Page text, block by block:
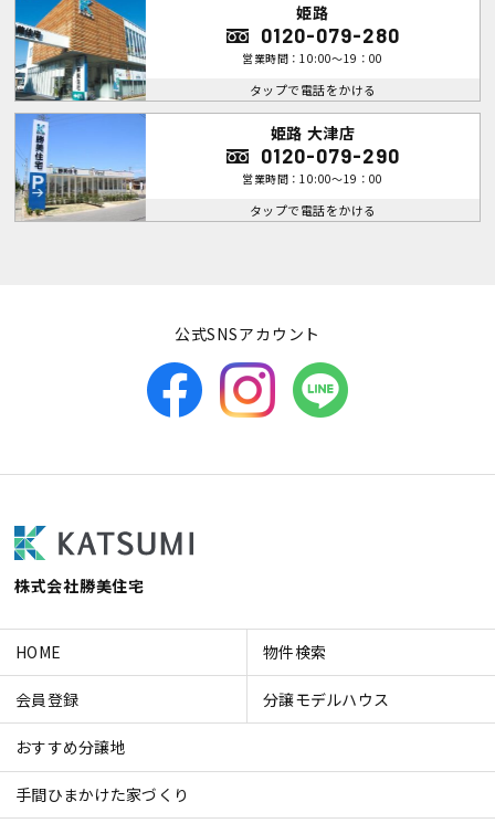
姫路
0120-079-280
営業時間：10:00～19：00
タップで電話をかける
姫路 大津店
0120-079-290
営業時間：10:00～19：00
タップで電話をかける
公式SNSアカウント
株式会社勝美住宅
HOME 物件検索
会員登録 分譲モデルハウス
おすすめ分譲地
手間ひまかけた家づくり